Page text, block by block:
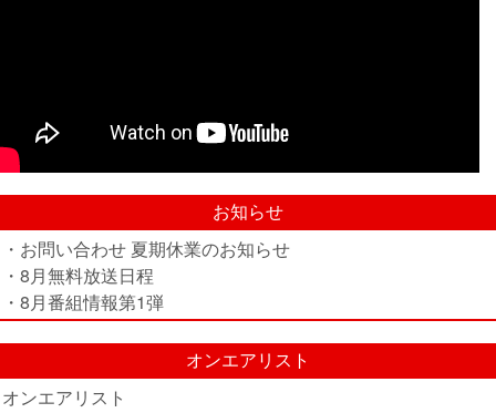
お知らせ
・お問い合わせ 夏期休業のお知らせ
・8月無料放送日程
・8月番組情報第1弾
オンエアリスト
オンエアリスト